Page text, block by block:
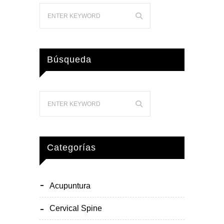
Búsqueda
Categorías
Acupuntura
Cervical Spine